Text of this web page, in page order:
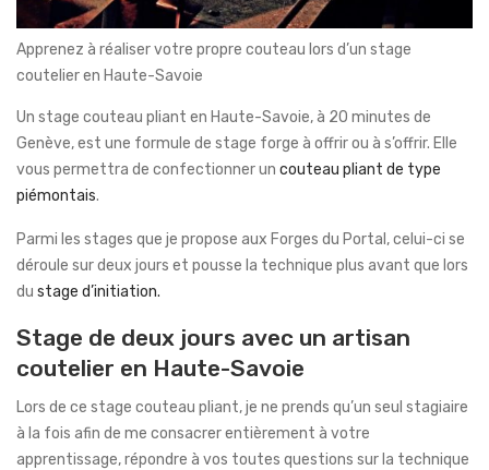
Apprenez à réaliser votre propre couteau lors d’un stage
coutelier en Haute-Savoie
Un stage couteau pliant en Haute-Savoie, à 20 minutes de
Genève, est une formule de stage forge à offrir ou à s’offrir. Elle
vous permettra de confectionner un couteau pliant de type
piémontais.
Parmi les stages que je propose aux Forges du Portal, celui-ci se
déroule sur deux jours et pousse la technique plus avant que lors
du stage d’initiation.
Stage de deux jours avec un artisan
coutelier en Haute-Savoie
Lors de ce stage couteau pliant, je ne prends qu’un seul stagiaire
à la fois afin de me consacrer entièrement à votre
apprentissage, répondre à vos toutes questions sur la technique